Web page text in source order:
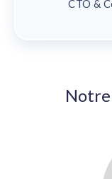
CTO &
Notre